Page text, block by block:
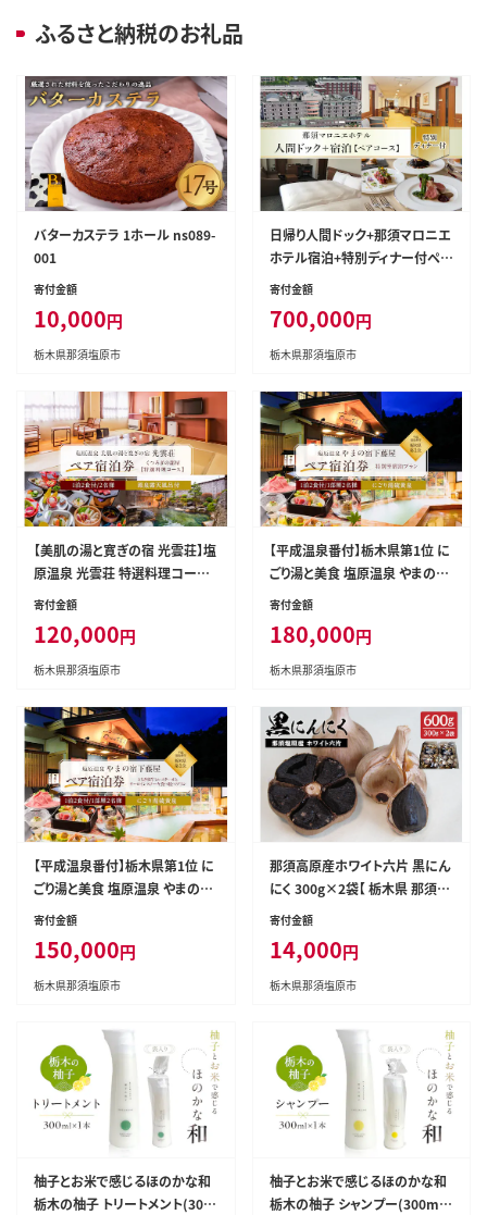
ふるさと納税のお礼品
バターカステラ 1ホール ns089-
001
寄付金額
10,000円
栃木県那須塩原市
日帰り人間ドック+那須マロニエ
ホテル宿泊+特別ディナー付ペア
コース 【 ヘルスケア 体験 栃木
寄付金額
700,000円
栃木県那須塩原市
【美肌の湯と寛ぎの宿 光雲荘】塩
原温泉 光雲荘 特選料理コース
ペア宿泊券（一泊二食付き）【 旅
原市 】 ns015-002
寄付金額
120,000円
栃木県那須塩原市
【平成温泉番付】栃木県第1位 に
ごり湯と美食 塩原温泉 やまの宿
下藤屋 特別室宿泊プラン ふるさ
付き) 54,000円券【 旅行 体験・
チケット 栃木県 那須塩原市 】 n
寄付金額
180,000円
栃木県那須塩原市
【平成温泉番付】栃木県第1位 に
ごり湯と美食 塩原温泉 やまの宿
下藤屋 とちぎ和牛ヒレステーキ
プラン ふるさと納税ペア宿泊利
用券(1泊2食付き) 45,000円券【
寄付金額
150,000円
栃木県那須塩原市
那須高原産ホワイト六片 黒にん
にく 300g×2袋【 栃木県 那須塩
原市 】 ns066-003
寄付金額
14,000円
栃木県那須塩原市
柚子とお米で感じるほのかな和
栃木の柚子 トリートメント(300
柚子とお米で感じるほのかな和
栃木の柚子 シャンプー(300ml